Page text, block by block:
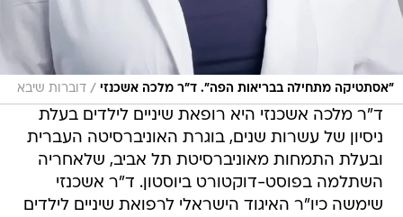
"אסתטיקה מתחילה בבריאות הפה". ד"ר מלכה אשכנזי / דוברות שיבא
ד"ר מלכה אשכנזי היא רופאת שיניים לילדים בעלת
ניסיון של עשרות שנים, בוגרת האוניברסיטה העברית
ובעלת התמחות מאוניברסיטת תל אביב, שלאחריה
השתלמה בפוסט-דוקטורט ביוסטון. ד"ר אשכנזי
שימשה כיו"ר האיגוד הישראלי לרפואת שיניים לילדים